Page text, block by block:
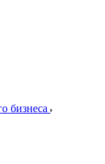
бизнеса